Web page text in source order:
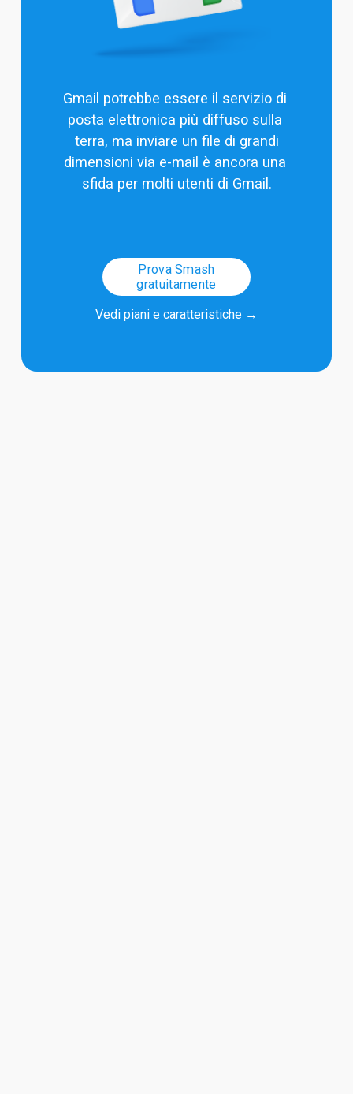
Gmail potrebbe essere il servizio di
posta elettronica più diffuso sulla
terra, ma inviare un file di grandi
dimensioni via e-mail è ancora una
sfida per molti utenti di Gmail.
Prova Smash
gratuitamente
Vedi piani e caratteristiche →